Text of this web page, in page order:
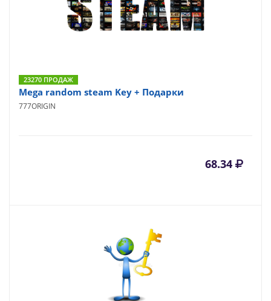
23270 ПРОДАЖ
Mega random steam Key + Подарки
777ORIGIN
68.34